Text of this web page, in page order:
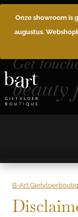
Onze showroom is
augustus.
Get
beauty
B-Art